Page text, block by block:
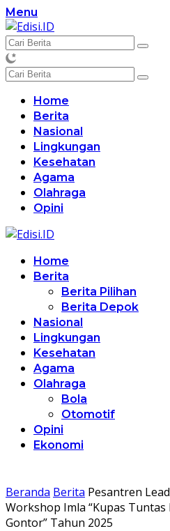
Langsung
ke
konten
Menu
Home
Berita
Nasional
Lingkungan
Kesehatan
Agama
Olahraga
Opini
Home
Berita
Berita Pilihan
Berita Depok
Nasional
Lingkungan
Kesehatan
Agama
Olahraga
Bola
Otomotif
Opini
Ekonomi
Beranda Berita Pesantren
Workshop Imla “Kupas
Gontor” Tahun 2025